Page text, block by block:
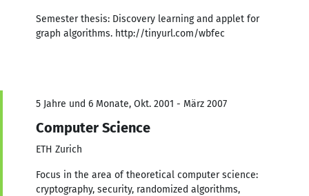
Semester thesis: Discovery learning and applet for
graph algorithms. http://tinyurl.com/wbfec
5 Jahre und 6 Monate, Okt. 2001 - März 2007
Computer Science
ETH Zurich
Focus in the area of theoretical computer science:
cryptography, security, randomized algorithms,